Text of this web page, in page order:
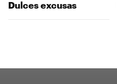
Dulces excusas